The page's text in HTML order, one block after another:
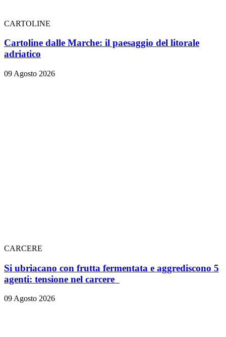
CARTOLINE
Cartoline dalle Marche: il paesaggio del litorale
adriatico
09 Agosto 2026
CARCERE
Si ubriacano con frutta fermentata e aggrediscono 5
agenti: tensione nel carcere
09 Agosto 2026